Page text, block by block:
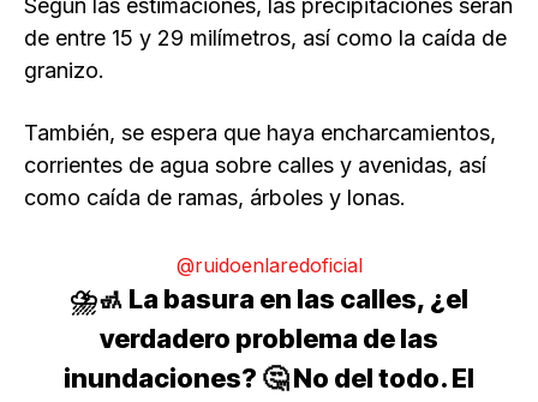
Según las estimaciones, las precipitaciones serán
de entre 15 y 29 milímetros, así como la caída de
granizo.
También, se espera que haya encharcamientos,
corrientes de agua sobre calles y avenidas, así
como caída de ramas, árboles y lonas.
@ruidoenlaredoficial
⛈️🚮 La basura en las calles, ¿el
verdadero problema de las
inundaciones? 🤔 No del todo. El